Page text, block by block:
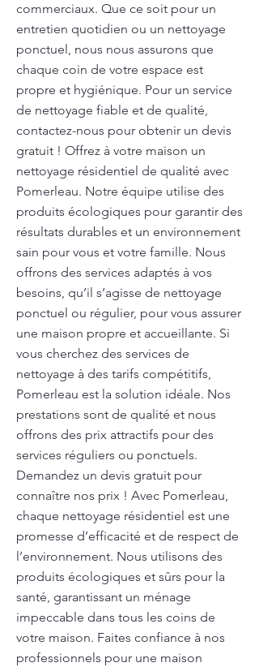
commerciaux. Que ce soit pour un
entretien quotidien ou un nettoyage
ponctuel, nous nous assurons que
chaque coin de votre espace est
propre et hygiénique. Pour un service
de nettoyage fiable et de qualité,
contactez-nous pour obtenir un devis
gratuit ! Offrez à votre maison un
nettoyage résidentiel de qualité avec
Pomerleau. Notre équipe utilise des
produits écologiques pour garantir des
résultats durables et un environnement
sain pour vous et votre famille. Nous
offrons des services adaptés à vos
besoins, qu’il s’agisse de nettoyage
ponctuel ou régulier, pour vous assurer
une maison propre et accueillante. Si
vous cherchez des services de
nettoyage à des tarifs compétitifs,
Pomerleau est la solution idéale. Nos
prestations sont de qualité et nous
offrons des prix attractifs pour des
services réguliers ou ponctuels.
Demandez un devis gratuit pour
connaître nos prix ! Avec Pomerleau,
chaque nettoyage résidentiel est une
promesse d’efficacité et de respect de
l’environnement. Nous utilisons des
produits écologiques et sûrs pour la
santé, garantissant un ménage
impeccable dans tous les coins de
votre maison. Faites confiance à nos
professionnels pour une maison